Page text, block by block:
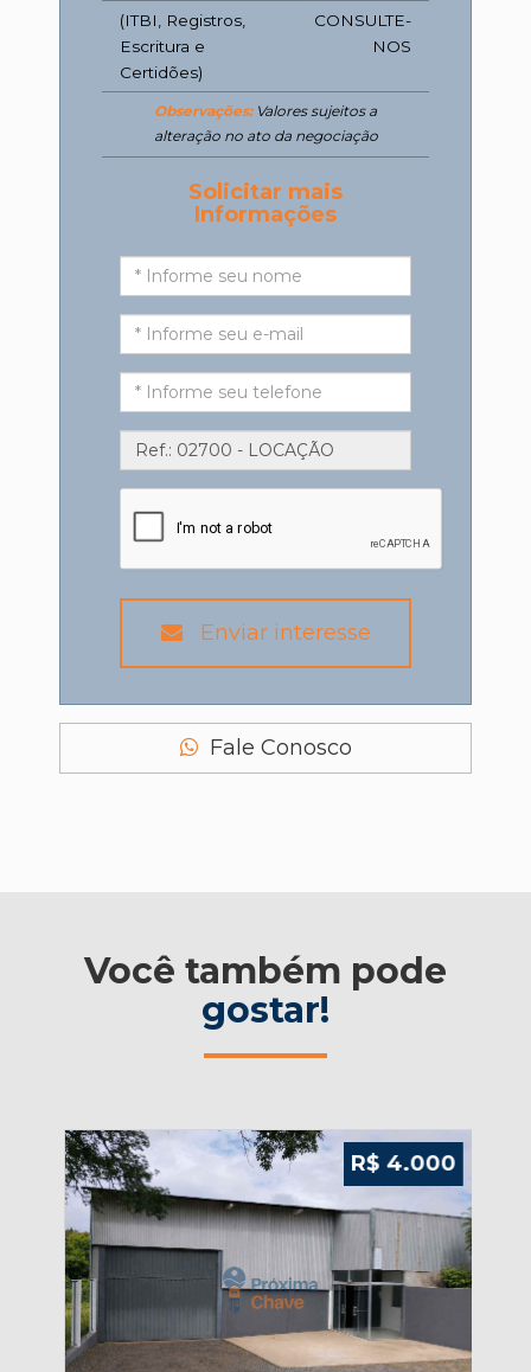
(ITBI, Registros,
Escritura e
Certidões)
CONSULTE-
NOS
Observações:Valores sujeitos a
alteração no ato da negociação
Solicitar mais
Informações
Enviar interesse
Fale Conosco
Você também pode
gostar!
R$ 4.000